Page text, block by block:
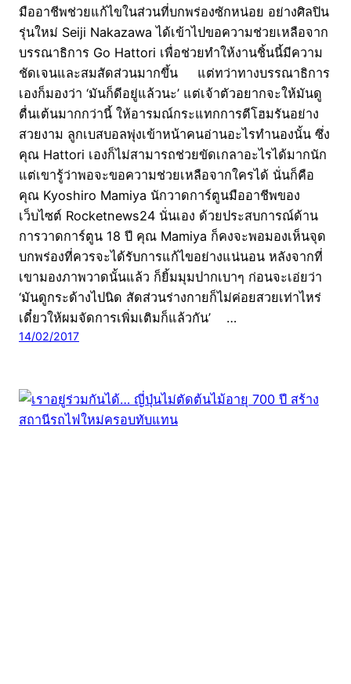
มืออาชีพช่วยแก้ไขในส่วนที่บกพร่องซักหน่อย อย่างศิลปิน
รุ่นใหม่ Seiji Nakazawa ได้เข้าไปขอความช่วยเหลือจาก
บรรณาธิการ Go Hattori เพื่อช่วยทำให้งานชิ้นนี้มีความ
ชัดเจนและสมสัดส่วนมากขึ้น แต่ทว่าทางบรรณาธิการ
เองก็มองว่า ‘มันก็ดีอยู่แล้วนะ’ แต่เจ้าตัวอยากจะให้มันดู
ตื่นเต้นมากกว่านี้ ให้อารมณ์กระแทกการตีโฮมรันอย่าง
สวยงาม ลูกเบสบอลพุ่งเข้าหน้าคนอ่านอะไรทำนองนั้น ซึ่ง
คุณ Hattori เองก็ไม่สามารถช่วยขัดเกลาอะไรได้มากนัก
แต่เขารู้ว่าพอจะขอความช่วยเหลือจากใครได้ นั่นก็คือ
คุณ Kyoshiro Mamiya นักวาดการ์ตูนมืออาชีพของ
เว็บไซต์ Rocketnews24 นั่นเอง ด้วยประสบการณ์ด้าน
การวาดการ์ตูน 18 ปี คุณ Mamiya ก็คงจะพอมองเห็นจุด
บกพร่องที่ควรจะได้รับการแก้ไขอย่างแน่นอน หลังจากที่
เขามองภาพวาดนั้นแล้ว ก็ยิ้มมุมปากเบาๆ ก่อนจะเอ่ยว่า
‘มันดูกระด้างไปนิด สัดส่วนร่างกายก็ไม่ค่อยสวยเท่าไหร่
เดี๋ยวให้ผมจัดการเพิ่มเติมก็แล้วกัน’ …
14/02/2017